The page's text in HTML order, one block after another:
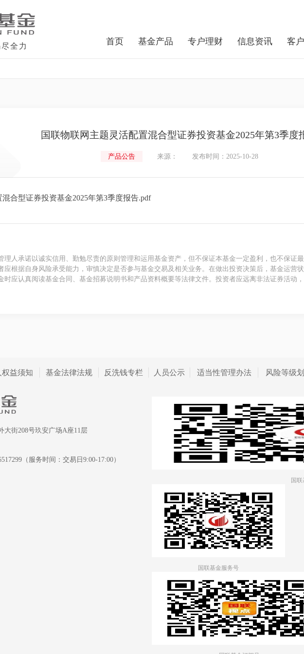
全力 首页 基金产品 专户理财 信息资讯 客
国联物联网主题灵活配置混合型证券投资基金2025年第3季度
产品公告 来源： 发布时间：2025-10-28
合型证券投资基金2025年第3季度报告.pdf
理人承诺以诚实信用、勤勉尽责的原则管理和运用基金资产，但不保证本基金一定盈利，也不保证
应根据自身风险承受能力，审慎决定是否参与基金交易及相关业务。在做出投资决策后，基金运营
时应认真阅读基金合同、基金招募说明书和产品资料概要等法律文件。投资者应远离非法证券活动
益须知 基金法律法规 反洗钱专栏 人员公示 适当性管理办法 风险等级
大街208号玖安广场A座11层
（服务时间：交易日9:00-17:00）
国
国联基金服务号